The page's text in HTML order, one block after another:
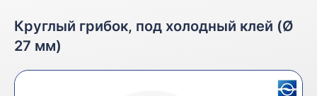
Круглый грибок, под холодный клей (Ø
27 мм)